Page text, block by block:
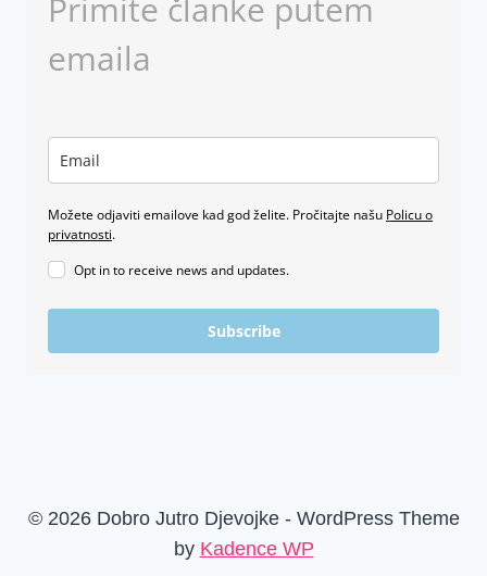
Primite članke putem
emaila
Možete odjaviti emailove kad god želite. Pročitajte našu Policu o
privatnosti.
Opt in to receive news and updates.
Subscribe
© 2026 Dobro Jutro Djevojke - WordPress Theme
by Kadence WP